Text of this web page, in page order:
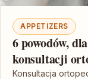
APPETIZERS
6 powodów,
konsultacji
Konsultacja